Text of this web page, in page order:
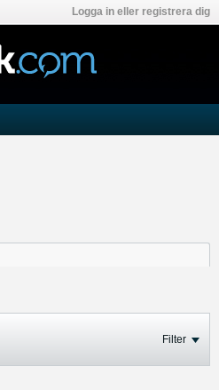
Logga in eller registrera dig
Filter